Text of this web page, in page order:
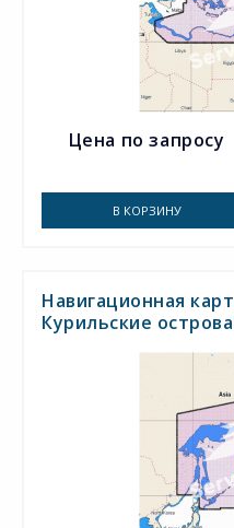
Цена по запросу
В КОРЗИНУ
Навигационная
Курильские